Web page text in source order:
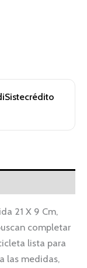
Sistecrédito
21 X 9 Cm,
completar
lista para
las medidas,